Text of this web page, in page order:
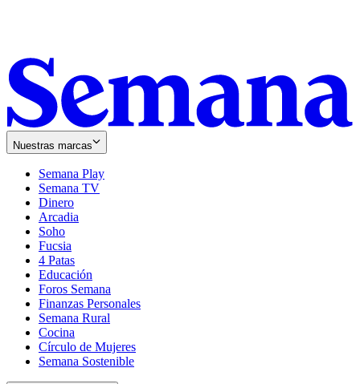
Nuestras marcas
Semana Play
Semana TV
Dinero
Arcadia
Soho
in
new
window
Fucsia
in
new
window
4 Patas
Educación
Foros Semana
Finanzas Personales
Semana Rural
Cocina
Círculo de Mujeres
Semana Sostenible